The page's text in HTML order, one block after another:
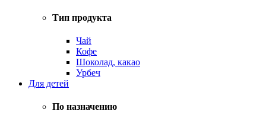
Тип продукта
Чай
Кофе
Шоколад, какао
Урбеч
Для детей
По назначению